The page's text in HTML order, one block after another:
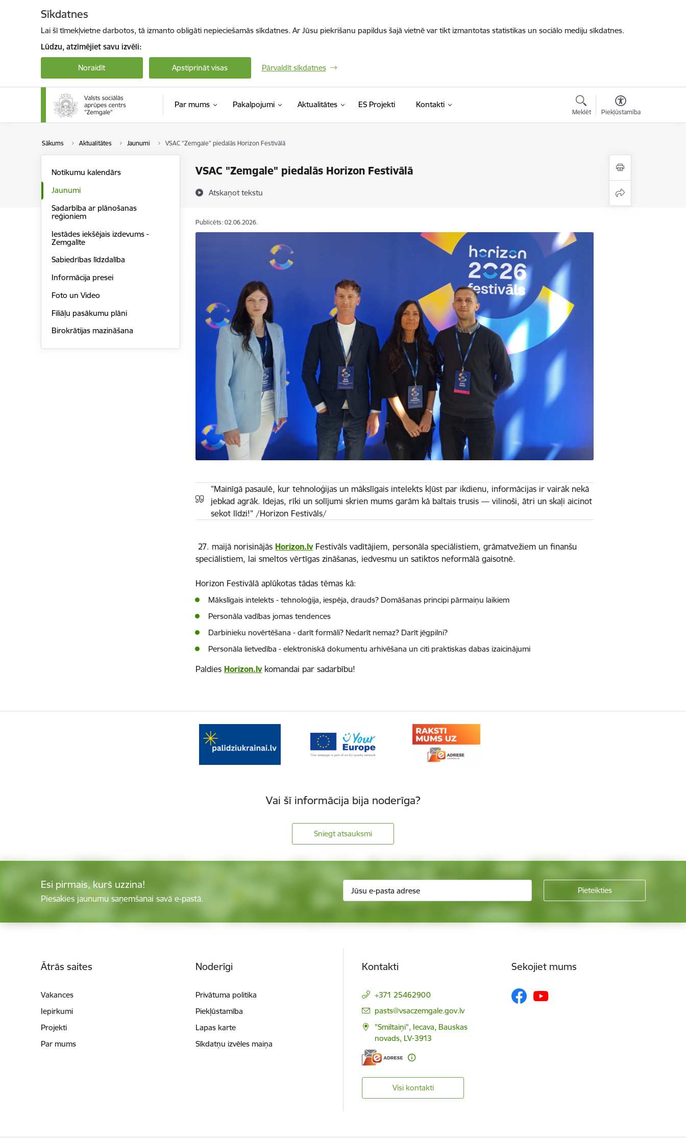
Sīkdatnes
Lai šī tīmekļvietne darbotos, tā izmanto obligāti nepieciešamās sīkdatnes. Ar Jūsu piekrišanu papildus šajā vietnē var tikt izmantotas statistikas un sociālo mediju sīkdatnes.
Lūdzu, atzīmējiet savu izvēli:
Noraidīt Apstiprināt visas Pārvaldīt sīkdatnes
Par mums Pakalpojumi Aktualitātes ES Projekti Kontakti
Meklēt Piekļūstamība
Sākums Aktualitātes Jaunumi VSAC "Zemgale" piedalās Horizon Festivālā
VSAC "Zemgale" piedalās Horizon Festivālā
Atskaņot tekstu
Notikumu kalendārs
Jaunumi
Sadarbība ar plānošanas
reģioniem
Iestādes iekšējais izdevums -
Zemgalīte
Sabiedrības līdzdalība
Informācija presei
Foto un Video
Filiāļu pasākumu plāni
Birokrātijas mazināšana
Publicēts: 02.06.2026.
"Mainīgā pasaulē, kur tehnoloģijas un mākslīgais intelekts kļūst par ikdienu, informācijas ir vairāk nekā
jebkad agrāk. Idejas, rīki un solījumi skrien mums garām kā baltais trusis — vilinoši, ātri un skaļi aicinot
sekot līdzi!" /Horizon Festivāls/
27. maijā norisinājās Horizon.lvFestivāls vadītājiem, personāla speciālistiem, grāmatvežiem un finanšu
speciālistiem, lai smeltos vērtīgas zināšanas, iedvesmu un satiktos neformālā gaisotnē.
Horizon Festivālā aplūkotas tādas tēmas kā:
Mākslīgais intelekts - tehnoloģija, iespēja, drauds? Domāšanas principi pārmaiņu laikiem
Personāla vadības jomas tendences
Darbinieku novērtēšana - darīt formāli? Nedarīt nemaz? Darīt jēgpilni?
Personāla lietvedība - elektroniskā dokumentu arhivēšana un citi praktiskas dabas izaicinājumi
Paldies Horizon.lvkomandai par sadarbību!
Vai šī informācija bija noderīga?
Sniegt atsauksmi
Esi pirmais, kurš uzzina!
Piesakies jaunumu saņemšanai savā e-pastā.
Ātrās saites
Vakances
Iepirkumi
Projekti
Par mums
Noderīgi
Privātuma politika
Piekļūstamība
Lapas karte
Sīkdatņu izvēles maiņa
Kontakti
+371 25462900
E-pasts:
pasts@vsaczemgale.gov.lv
"Smiltaiņi", Iecava, Bauskas
novads, LV-3913
Visi kontakti
Sekojiet mums